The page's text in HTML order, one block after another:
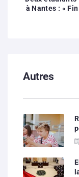
à Nantes : «
Autres